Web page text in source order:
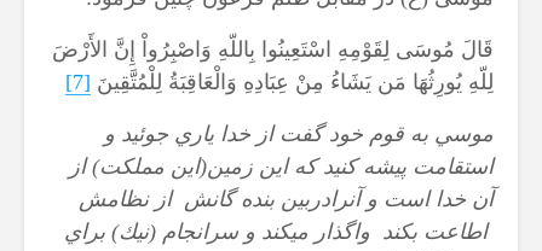
قَالَ مُوسَى لِقَوْمِهِ اسْتَعِينُوا بِاللّهِ وَاصْبِرُواْ إِنَّ الأَرْضَ
لِلّهِ يُورِثُهَا مَن يَشَاءُ مِنْ عِبَادِهِ وَالْعَاقِبَةُ لِلْمُتَّقِينَ [7]
موسي به قوم خود گفت از خدا ياري جوئيد و
استقامت پيشه كنيد كه این زمين(این مملکت) از
آن خدا است و آنرادربین بنده گانش از نظامش
اطاعت بکند واگذار مي‏كند و سرانجام (نيك) براي